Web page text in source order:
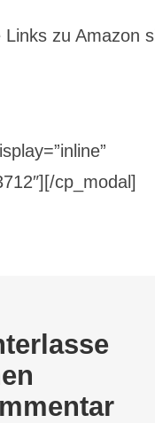
Links zu Amazon
cp_modal]